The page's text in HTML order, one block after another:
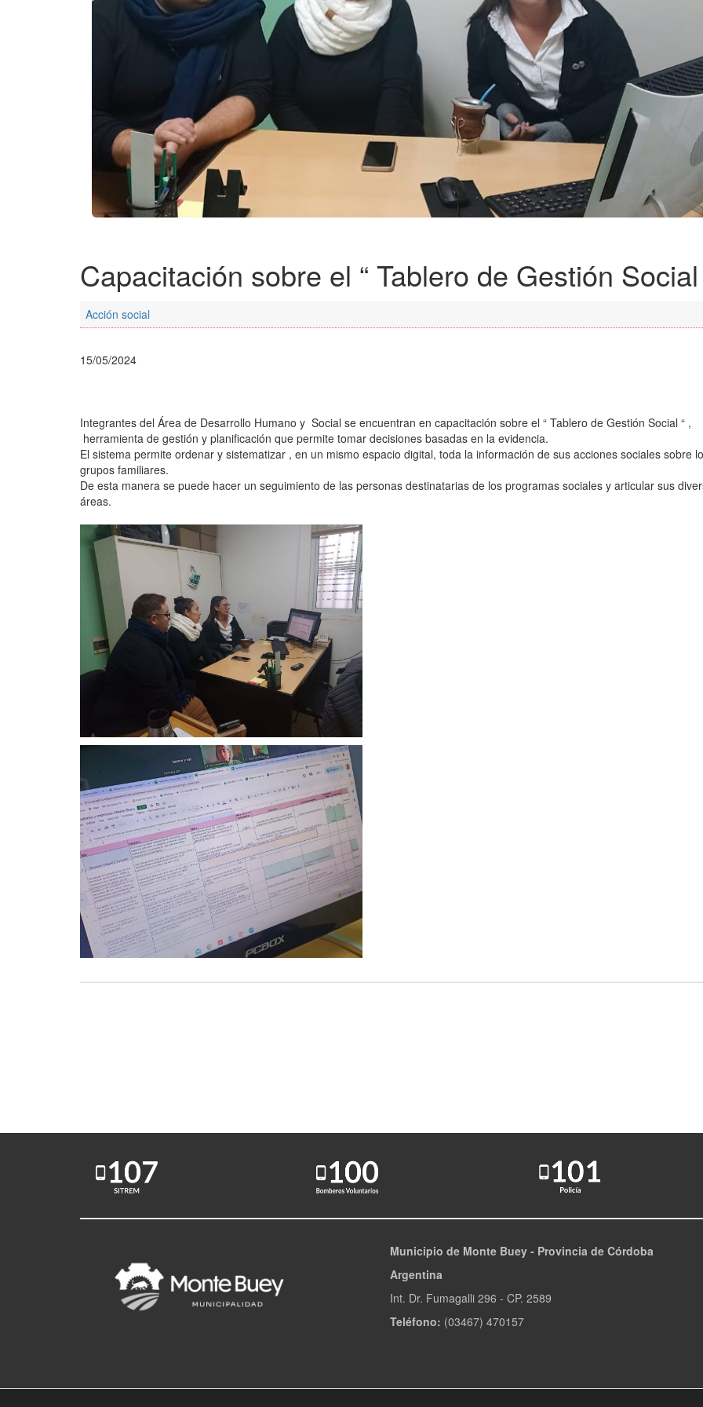
Capacitación sobre el “ Tablero de Gestión Social
Acción social
15/05/2024
Integrantes del Área de Desarrollo Humano y Social se encuentran en capacitación sobre el “ Tablero de Gestión Social “ ,
herramienta de gestión y planificación que permite tomar decisiones basadas en la evidencia.
El sistema permite ordenar y sistematizar , en un mismo espacio digital, toda la información de sus acciones sociales sobre
grupos familiares.
De esta manera se puede hacer un seguimiento de las personas destinatarias de los programas sociales y articular sus
áreas.
Municipio de Monte Buey - Provincia de Córdoba
Argentina
Int. Dr. Fumagalli 296 - CP. 2589
Teléfono: (03467) 470157